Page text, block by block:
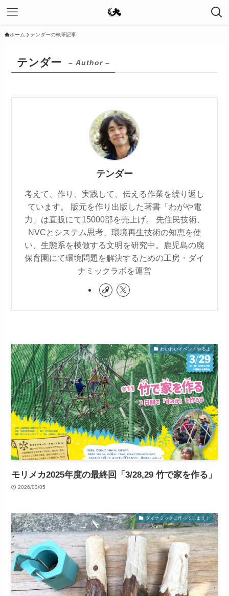
ホーム テンダーの執筆記事
テンダー – Author –
テンダー
考えて、作り、実践して、伝える作業を繰り返し
ています。 版元を作り出版した著書「わがや電
力」は直販にて15000部を売上げ。 先住民技術、
NVCとシステム思考、環境再生技術の知恵を使
い、生態系を模倣する文明を研究中。鹿児島の廃
保育園にて環境問題を解決するための工房・ダイ
ナミックラボを運営
わいわいイベントやるよ
モリメカ2025年度の最終回「3/28,29 竹で家を作る」
2026/03/05
ダイナミックに作ってしまえ！